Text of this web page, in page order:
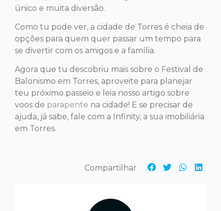
único e muita diversão.
Como tu pode ver, a cidade de Torres é cheia de
opções para quem quer passar um tempo para
se divertir com os amigos e a família.
Agora que tu descobriu mais sobre o Festival de
Balonismo em Torres, aproveite para planejar
teu próximo passeio e leia nosso artigo sobre
voos de parapente na cidade! E se precisar de
ajuda, já sabe, fale com a Infinity, a sua imobiliária
em Torres.